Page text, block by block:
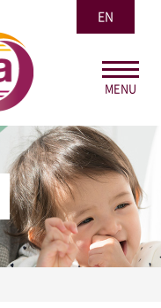
EN
MENU